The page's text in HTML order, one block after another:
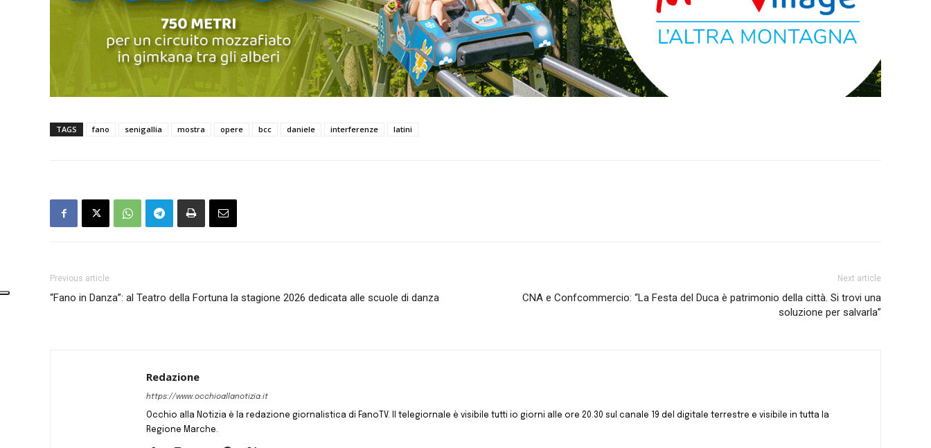
TAGS fano senigallia mostra opere bcc daniele interferenze latini
Previous article
“Fano in Danza”: al Teatro della Fortuna la stagione 2026 dedicata alle scuole di danza
Next article
CNA e Confcommercio: “La Festa del Duca è patrimonio della città. Si trovi una
soluzione per salvarla”
Redazione
https://www.occhioallanotizia.it
Occhio alla Notizia è la redazione giornalistica di FanoTV. Il telegiornale è visibile tutti io giorni alle ore 20.30 sul canale 19 del digitale terrestre e visibile in tutta la
Regione Marche.